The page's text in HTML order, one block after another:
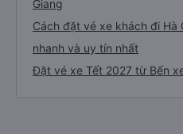
Giang
Cách đặt vé xe khách đi Hà
nhanh và uy tín nhất
Đặt vé xe Tết 2027 từ Bến